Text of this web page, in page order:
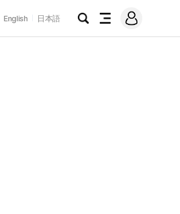
English 日本語
검
전
메
그